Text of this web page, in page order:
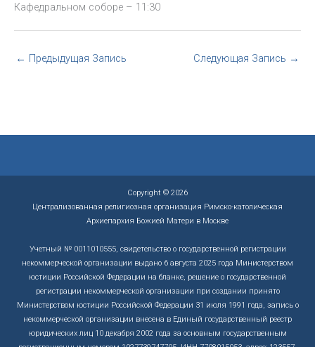
Кафедральном соборе – 11:30
← Предыдущая Запись Следующая Запись →
Copyright © 2026
Централизованная религиозная организация Римско-католическая
Архиепархия Божией Матери в Москве
Учетный № 0011010555, свидетельство о государственной регистрации
некоммерческой организации выдано 6 августа 2025 года Министерством
юстиции Российской Федерации на бланке, решение о государственной
регистрации некоммерческой организации при создании принято
Министерством юстиции Российской Федерации 31 июля 1991 года, запись о
некоммерческой организации внесена в Единый государственный реестр
юридических лиц 10 декабря 2002 года за основным государственным